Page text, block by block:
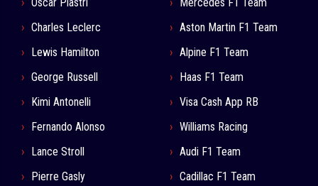
Oscar Piastri
Charles Leclerc
Lewis Hamilton
George Russell
Kimi Antonelli
Fernando Alonso
Lance Stroll
Pierre Gasly
Mercedes F1 Team
Aston Martin F1 Team
Alpine F1 Team
Haas F1 Team
Visa Cash App RB
Williams Racing
Audi F1 Team
Cadillac F1 Team